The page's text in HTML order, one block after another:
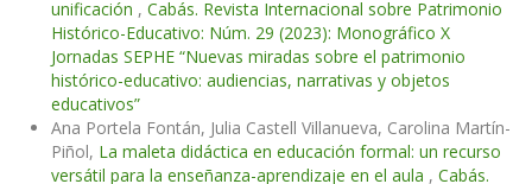
unificación , Cabás. Revista Internacional sobre Patrimonio
Histórico-Educativo: Núm. 29 (2023): Monográfico X
Jornadas SEPHE “Nuevas miradas sobre el patrimonio
histórico-educativo: audiencias, narrativas y objetos
educativos”
Ana Portela Fontán, Julia Castell Villanueva, Carolina Martín-
Piñol, La maleta didáctica en educación formal: un recurso
versátil para la enseñanza-aprendizaje en el aula , Cabás.